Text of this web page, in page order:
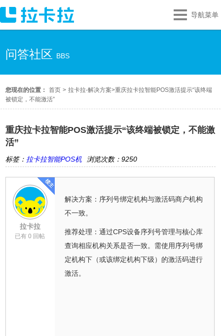
导航菜单
问答社区 BBS
您现在的位置： 首页 > 拉卡拉-解决方案>重庆拉卡拉智能POS激活提示“该终端
被锁定，不能激活”
重庆拉卡拉智能POS激活提示“该终端被锁定，不能激
活”
标签： 拉卡拉智能POS机 浏览次数：9250
拉卡拉
已有 0 回帖
解决方案：序列号绑定机构与激活码商户机构
不一致。
推荐处理：通过CPS设备序列号管理与核心库
查询相应机构关系是否一致。需使用序列号绑
定机构下（或该绑定机构下级）的激活码进行
激活。